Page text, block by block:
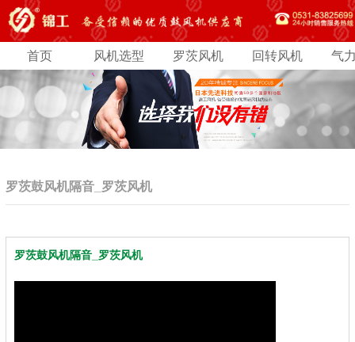
首页 风机选型 罗茨风机 回转风机 气
罗茨鼓风机隔音_罗茨风机
罗茨鼓风机隔音_罗茨风机